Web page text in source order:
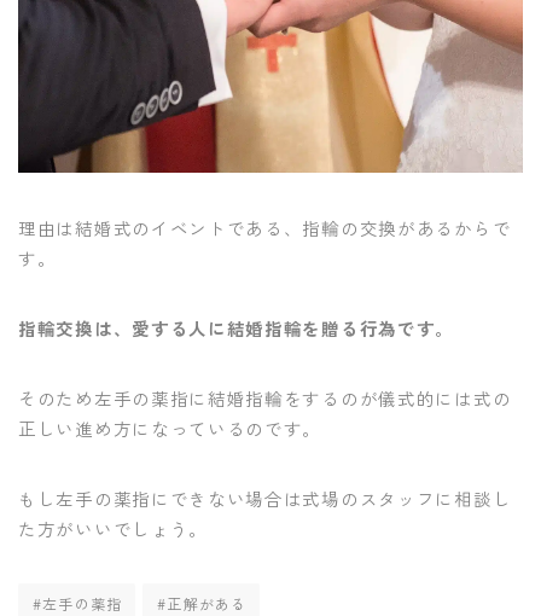
理由は結婚式のイベントである、指輪の交換があるからで
す。
指輪交換は、愛する人に結婚指輪を贈る行為です。
そのため左手の薬指に結婚指輪をするのが儀式的には式の
正しい進め方になっているのです。
もし左手の薬指にできない場合は式場のスタッフに相談し
た方がいいでしょう。
#左手の薬指 #正解がある